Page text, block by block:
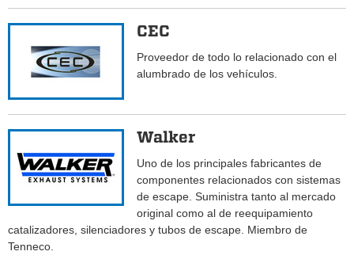
CEC
Proveedor de todo lo relacionado con el
alumbrado de los vehículos.
Walker
Uno de los principales fabricantes de
componentes relacionados con sistemas
de escape. Suministra tanto al mercado
original como al de reequipamiento
catalizadores, silenciadores y tubos de escape. Miembro de
Tenneco.